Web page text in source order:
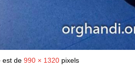
est de 990 × 1320 pixels